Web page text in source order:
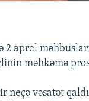
2 aprel
nin məhkəmə
neçə vəsatət